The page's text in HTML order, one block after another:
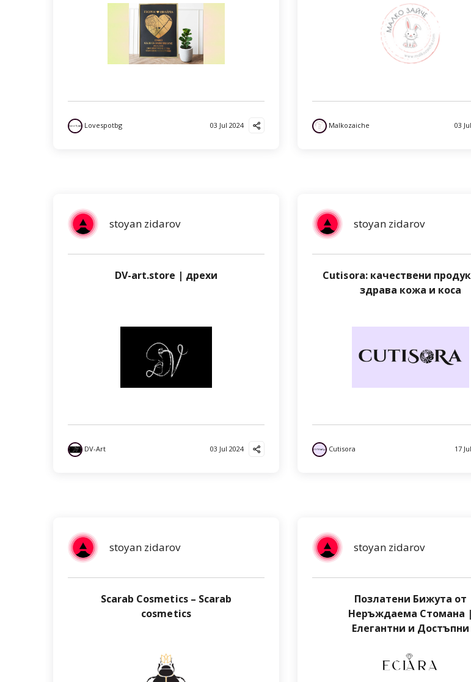
Lovespotbg 03 Jul 2024 Malkozaiche 03
stoyan zidarov
DV-art.store | дрехи
DV-Art 03 Jul 2024
stoyan zidarov
Cutisora: качествени
здрава кожа и коса
Cutisora 17
stoyan zidarov
Scarab Cosmetics – Scarab
cosmetics
stoyan zidarov
Позлатени Бижута от
Неръждаема Стомана |
Елегантни и Достъпни